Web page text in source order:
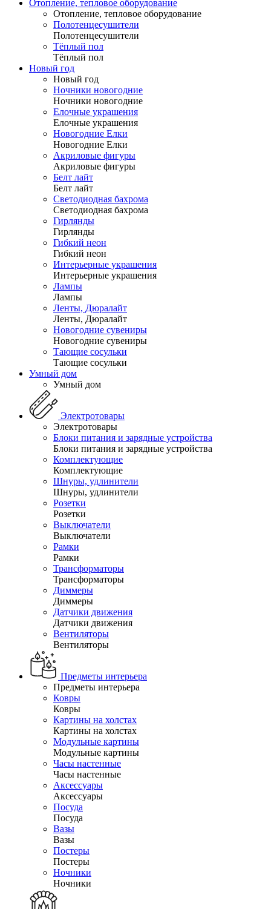
Отопление, тепловое оборудование
Отопление, тепловое оборудование
Полотенцесушители
Полотенцесушители
Тёплый пол
Тёплый пол
Новый год
Новый год
Ночники новогодние
Ночники новогодние
Елочные украшения
Елочные украшения
Новогодние Елки
Новогодние Елки
Акриловые фигуры
Акриловые фигуры
Белт лайт
Белт лайт
Светодиодная бахрома
Светодиодная бахрома
Гирлянды
Гирлянды
Гибкий неон
Гибкий неон
Интерьерные украшения
Интерьерные украшения
Лампы
Лампы
Ленты, Дюралайт
Ленты, Дюралайт
Новогодние сувениры
Новогодние сувениры
Тающие сосульки
Тающие сосульки
Умный дом
Умный дом
Электротовары
Электротовары
Блоки питания и зарядные устройства
Блоки питания и зарядные устройства
Комплектующие
Комплектующие
Шнуры, удлинители
Шнуры, удлинители
Розетки
Розетки
Выключатели
Выключатели
Рамки
Рамки
Трансформаторы
Трансформаторы
Диммеры
Диммеры
Датчики движения
Датчики движения
Вентиляторы
Вентиляторы
Предметы интерьера
Предметы интерьера
Ковры
Ковры
Картины на холстах
Картины на холстах
Модульные картины
Модульные картины
Часы настенные
Часы настенные
Аксессуары
Аксессуары
Посуда
Посуда
Вазы
Вазы
Постеры
Постеры
Ночники
Ночники